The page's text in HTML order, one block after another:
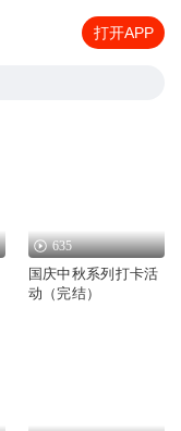
打开APP
635
国庆中秋系列打卡活
动（完结）